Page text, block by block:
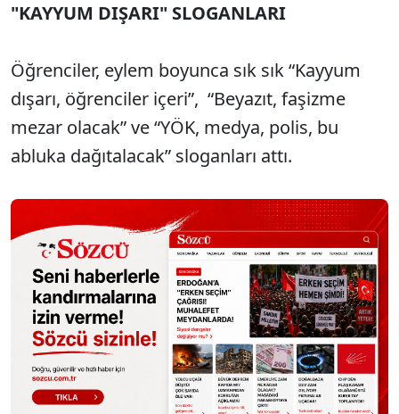
"KAYYUM DIŞARI" SLOGANLARI
Öğrenciler, eylem boyunca sık sık “Kayyum
dışarı, öğrenciler içeri”, “Beyazıt, faşizme
mezar olacak” ve “YÖK, medya, polis, bu
abluka dağıtalacak” sloganları attı.